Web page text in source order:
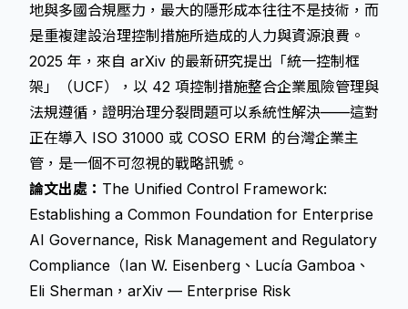
地與多國合規壓力，最大的隱形成本往往不是技術，而
是重複建設治理控制措施所造成的人力與資源浪費。
2025 年，來自 arXiv 的最新研究提出「統一控制框
架」（UCF），以 42 項控制措施整合企業風險管理與
法規遵循，證明治理分裂問題可以系統性解決——這對
正在導入 ISO 31000 或 COSO ERM 的台灣企業主
管，是一個不可忽視的戰略訊號。
論文出處： The Unified Control Framework:
Establishing a Common Foundation for Enterprise
AI Governance, Risk Management and Regulatory
Compliance（Ian W. Eisenberg、Lucía Gamboa、
Eli Sherman，arXiv — Enterprise Risk